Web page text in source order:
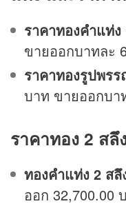
ราคาทองคำแท่ง
ขายออกบาทละ
ราคาทองรูปพร
บาท ขายออกบา
ราคาทอง 2 สลึ
ทองคำแท่ง 2 สลึ
ออก 32,700.00